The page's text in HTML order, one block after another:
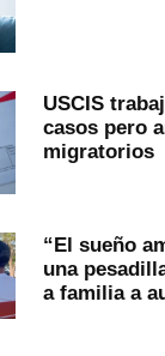
USCIS
casos pero
migratorios
“El sueño
una
a familia a